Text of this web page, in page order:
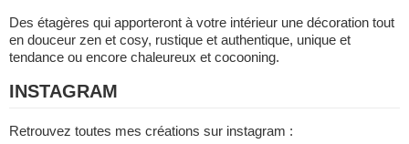
Des étagères qui apporteront à votre intérieur une décoration tout
en douceur zen et cosy, rustique et authentique, unique et
tendance ou encore chaleureux et cocooning.
INSTAGRAM
Retrouvez toutes mes créations sur instagram :